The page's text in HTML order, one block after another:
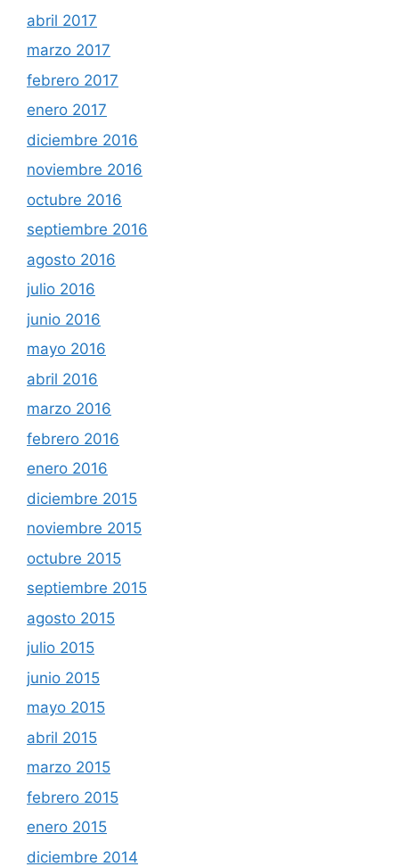
abril 2017
marzo 2017
febrero 2017
enero 2017
diciembre 2016
noviembre 2016
octubre 2016
septiembre 2016
agosto 2016
julio 2016
junio 2016
mayo 2016
abril 2016
marzo 2016
febrero 2016
enero 2016
diciembre 2015
noviembre 2015
octubre 2015
septiembre 2015
agosto 2015
julio 2015
junio 2015
mayo 2015
abril 2015
marzo 2015
febrero 2015
enero 2015
diciembre 2014